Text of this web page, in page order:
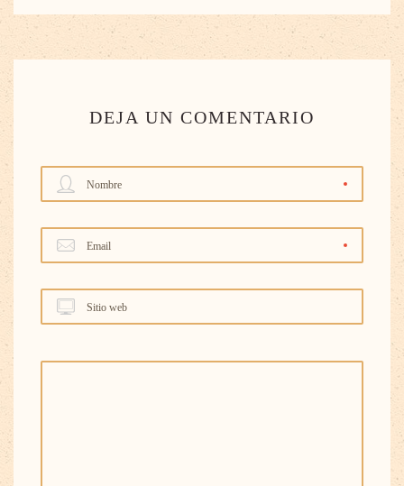
DEJA UN COMENTARIO
Nombre
Email
Sitio web